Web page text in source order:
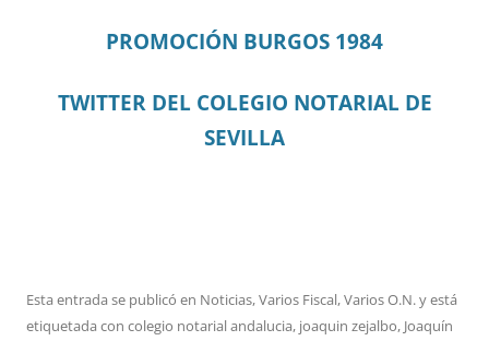
PROMOCIÓN BURGOS 1984
TWITTER DEL COLEGIO NOTARIAL DE
SEVILLA
Esta entrada se publicó en Noticias,Varios Fiscal,Varios O.N.y está
etiquetada con colegio notarial andalucia, joaquin zejalbo, Joaquín